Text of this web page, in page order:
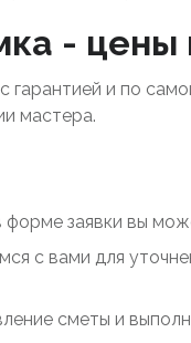
-
гарантией и по
мастера.
форме заявки вы
с вами для
сметы и